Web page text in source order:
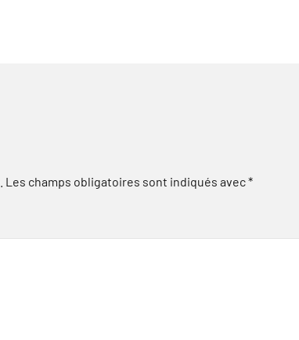
Les champs obligatoires sont indiqués avec*